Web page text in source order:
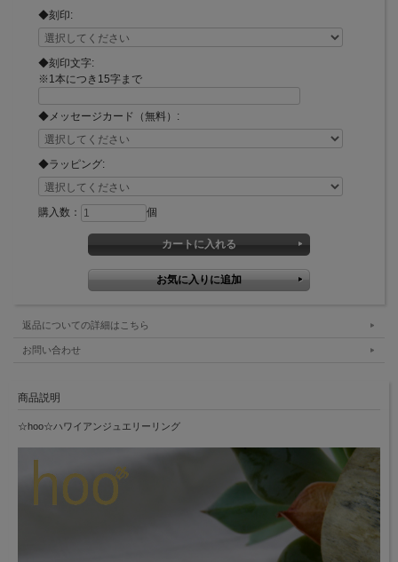
◆刻印:
◆刻印文字:
※1本につき15字まで
◆メッセージカード（無料）:
◆ラッピング:
購入数： 個
返品についての詳細はこちら
お問い合わせ
商品説明
☆hoo☆ハワイアンジュエリーリング